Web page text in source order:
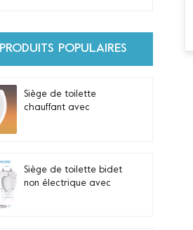
PRODUITS POPULAIRES
Siège de toilette
chauffant avec
V
Siège de toilette bidet
non électrique avec